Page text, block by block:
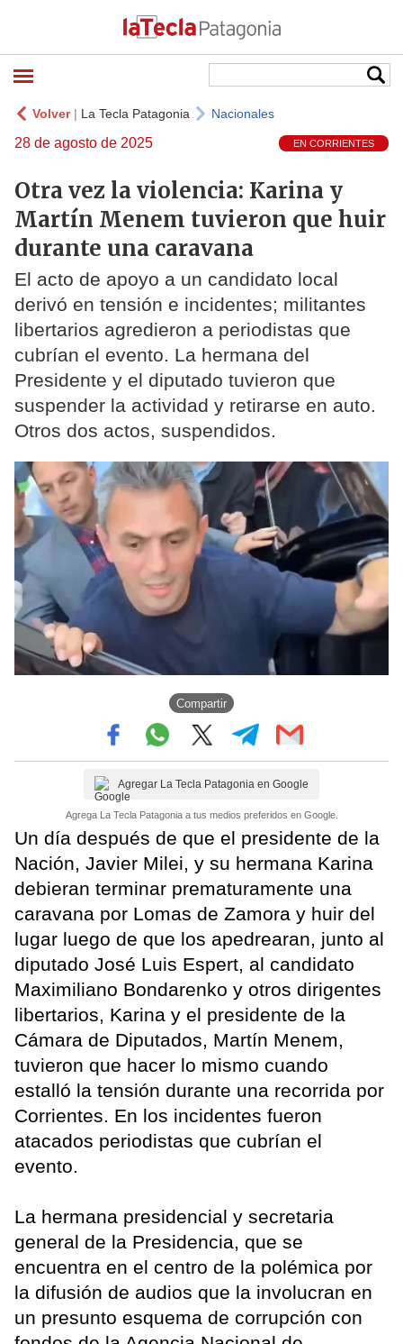
Volver| La Tecla Patagonia Nacionales
28 de agosto de 2025 EN CORRIENTES
Otra vez la violencia: Karina y
Martín Menem tuvieron que huir
durante una caravana
El acto de apoyo a un candidato local
derivó en tensión e incidentes; militantes
libertarios agredieron a periodistas que
cubrían el evento. La hermana del
Presidente y el diputado tuvieron que
suspender la actividad y retirarse en auto.
Otros dos actos, suspendidos.
Compartir
Agregar La Tecla Patagonia en Google
Agrega La Tecla Patagonia a tus medios preferidos en Google.
Un día después de que el presidente de la
Nación, Javier Milei, y su hermana Karina
debieran terminar prematuramente una
caravana por Lomas de Zamora y huir del
lugar luego de que los apedrearan, junto al
diputado José Luis Espert, al candidato
Maximiliano Bondarenko y otros dirigentes
libertarios, Karina y el presidente de la
Cámara de Diputados, Martín Menem,
tuvieron que hacer lo mismo cuando
estalló la tensión durante una recorrida por
Corrientes. En los incidentes fueron
atacados periodistas que cubrían el
evento.
La hermana presidencial y secretaria
general de la Presidencia, que se
encuentra en el centro de la polémica por
la difusión de audios que la involucran en
un presunto esquema de corrupción con